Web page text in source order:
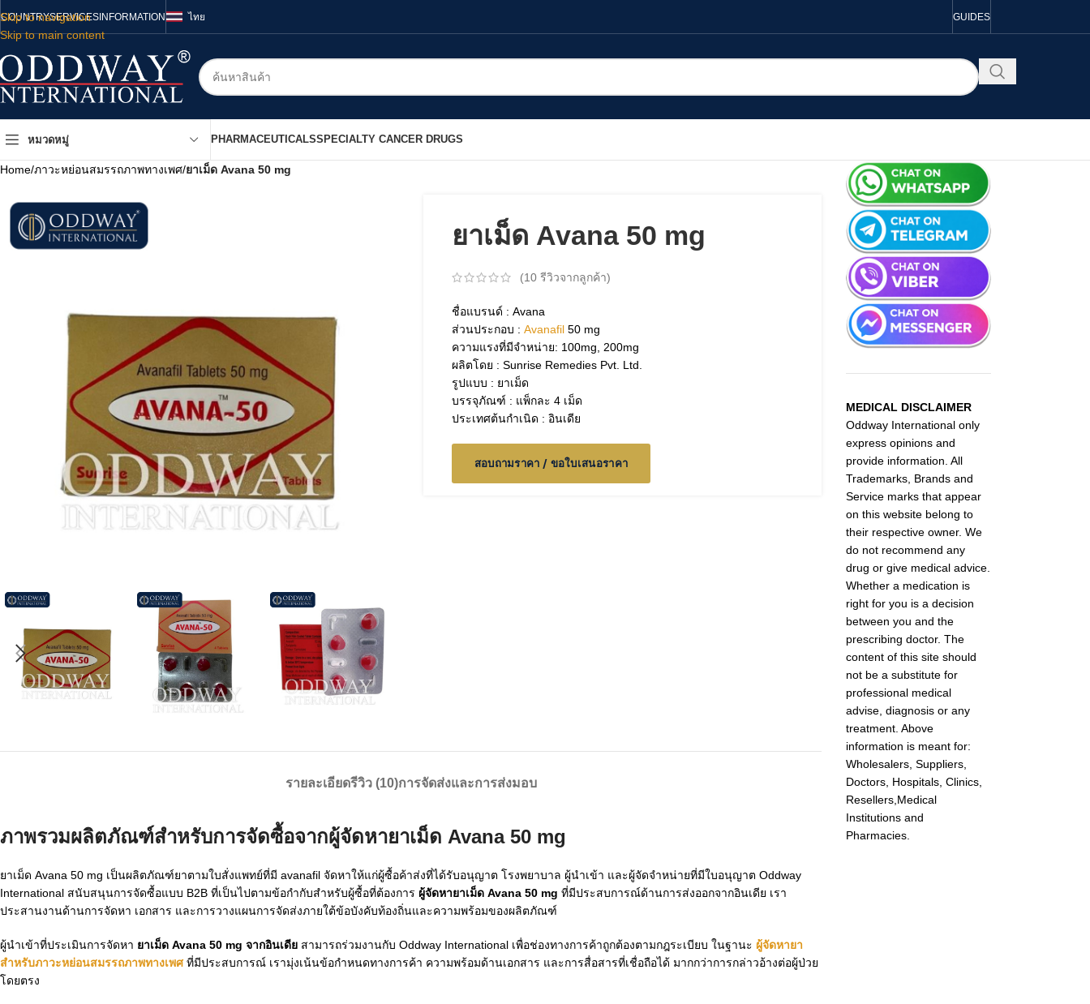
Skip to navigation
Skip to main content
COUNTRYSERVICESINFORMATION ไทย GUIDES
หมวดหมู่ PHARMACEUTICALSSPECIALTY CANCER DRUGS
Home/ภาวะหย่อนสมรรถภาพทางเพศ/ยาเม็ด Avana 50 mg
ยาเม็ด Avana 50 mg
(10รีวิวจากลูกค้า)
ชื่อแบรนด์ : Avana
ส่วนประกอบ : Avanafil50 mg
ความแรงที่มีจำหน่าย: 100mg, 200mg
ผลิตโดย : Sunrise Remedies Pvt. Ltd.
รูปแบบ : ยาเม็ด
บรรจุภัณฑ์ : แพ็กละ 4 เม็ด
ประเทศต้นกำเนิด : อินเดีย
สอบถามราคา / ขอใบเสนอราคา
รายละเอียดรีวิว (10)การจัดส่งและการส่งมอบ
ภาพรวมผลิตภัณฑ์สำหรับการจัดซื้อจากผู้จัดหายาเม็ด Avana 50 mg
ยาเม็ด Avana 50 mg เป็นผลิตภัณฑ์ยาตามใบสั่งแพทย์ที่มี avanafil จัดหาให้แก่ผู้ซื้อค้าส่งที่ได้รับอนุญาต โรงพยาบาล ผู้นำเข้า และผู้จัดจำหน่ายที่มีใบอนุญาต Oddway
International สนับสนุนการจัดซื้อแบบ B2B ที่เป็นไปตามข้อกำกับสำหรับผู้ซื้อที่ต้องการ ผู้จัดหายาเม็ด Avana 50 mg ที่มีประสบการณ์ด้านการส่งออกจากอินเดีย เรา
ประสานงานด้านการจัดหา เอกสาร และการวางแผนการจัดส่งภายใต้ข้อบังคับท้องถิ่นและความพร้อมของผลิตภัณฑ์
ผู้นำเข้าที่ประเมินการจัดหา ยาเม็ด Avana 50 mg จากอินเดีย สามารถร่วมงานกับ Oddway International เพื่อช่องทางการค้าถูกต้องตามกฎระเบียบ ในฐานะ ผู้จัดหายา
สำหรับภาวะหย่อนสมรรถภาพทางเพศที่มีประสบการณ์ เรามุ่งเน้นข้อกำหนดทางการค้า ความพร้อมด้านเอกสาร และการสื่อสารที่เชื่อถือได้ มากกว่าการกล่าวอ้างต่อผู้ป่วย
โดยตรง
MEDICAL DISCLAIMER
Oddway International only
express opinions and
provide information. All
Trademarks, Brands and
Service marks that appear
on this website belong to
their respective owner. We
do not recommend any
drug or give medical advice.
Whether a medication is
right for you is a decision
between you and the
prescribing doctor. The
content of this site should
not be a substitute for
professional medical
advise, diagnosis or any
treatment. Above
information is meant for:
Wholesalers, Suppliers,
Doctors, Hospitals, Clinics,
Resellers,Medical
Institutions and
Pharmacies.